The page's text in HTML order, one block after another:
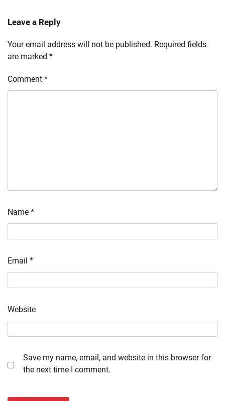
Leave a Reply
Your email address will not be published. Required fields
are marked *
Comment *
Name *
Email *
Website
Save my name, email, and website in this browser for
the next time I comment.